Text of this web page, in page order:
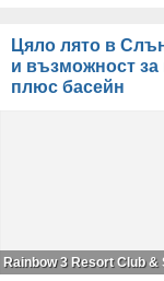
Цяло лято в
и възможност за
плюс басейн
Rainbow 3 Resort Club &